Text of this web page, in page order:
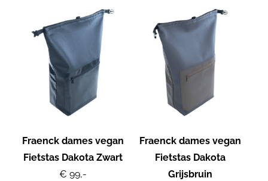
Fraenck dames vegan
Fietstas Dakota Zwart
€ 99,-
Fraenck dames vegan
Fietstas Dakota
Grijsbruin